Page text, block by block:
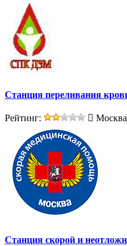
Станция переливания
Рейтинг:
Станция скорой и